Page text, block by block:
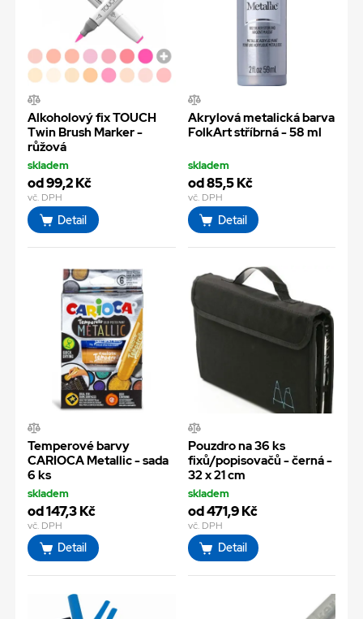
Alkoholový fix TOUCH
Twin Brush Marker -
růžová
skladem
od 99,2 Kč
vč. DPH
Detail
Akrylová metalická barva
FolkArt stříbrná - 58 ml
skladem
od 85,5 Kč
vč. DPH
Detail
Temperové barvy
CARIOCA Metallic - sada
6 ks
skladem
od 147,3 Kč
vč. DPH
Detail
Pouzdro na 36 ks
fixů/popisovačů - černá -
32 x 21 cm
skladem
od 471,9 Kč
vč. DPH
Detail